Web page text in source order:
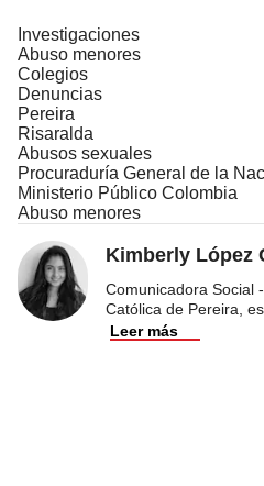
Investigaciones
Abuso menores
Colegios
Denuncias
Pereira
Risaralda
Abusos sexuales
Procuraduría General de la
Ministerio Público Colombia
Abuso menores
Kimberly López
Comunicadora Social
Católica de Pereira,
Leer más